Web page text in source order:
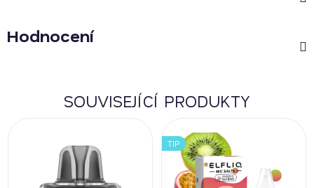
Hodnocení
SOUVISEJÍCÍ PRODUKTY
TIP